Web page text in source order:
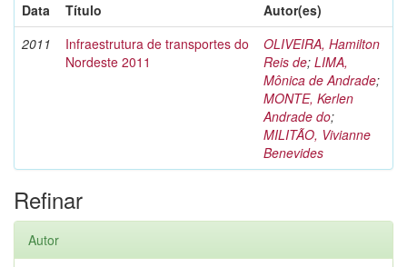
Data
Título
Autor(es)
2011
Infraestrutura de transportes do
Nordeste 2011
OLIVEIRA, Hamilton
Reis de; LIMA,
Mônica de Andrade;
MONTE, Kerlen
Andrade do;
MILITÃO, Vivianne
Benevides
Refinar
Autor